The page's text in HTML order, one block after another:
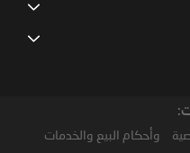
وأحكام البيع والخدمات